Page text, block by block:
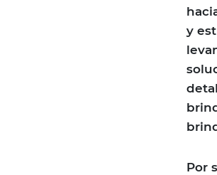
y
Por